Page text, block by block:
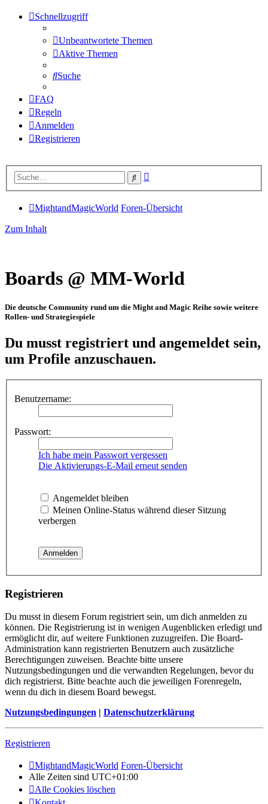
Schnellzugriff
Unbeantwortete Themen
Aktive Themen
Suche
FAQ
Regeln
Anmelden
Registrieren
Suche
MightandMagicWorld Foren-Übersicht
Zum Inhalt
Boards @ MM-World
Die deutsche Community rund um die Might and Magic Reihe sowie weitere
Rollen- und Strategiespiele
Du musst registriert und angemeldet sein,
um Profile anzuschauen.
Benutzername:
Passwort:
Ich habe mein Passwort vergessen
Die Aktivierungs-E-Mail erneut senden
Angemeldet bleiben
Meinen Online-Status während dieser Sitzung
verbergen
Registrieren
Du musst in diesem Forum registriert sein, um dich anmelden zu
können. Die Registrierung ist in wenigen Augenblicken erledigt und
ermöglicht dir, auf weitere Funktionen zuzugreifen. Die Board-
Administration kann registrierten Benutzern auch zusätzliche
Berechtigungen zuweisen. Beachte bitte unsere
Nutzungsbedingungen und die verwandten Regelungen, bevor du
dich registrierst. Bitte beachte auch die jeweiligen Forenregeln,
wenn du dich in diesem Board bewegst.
Nutzungsbedingungen | Datenschutzerklärung
Registrieren
MightandMagicWorld Foren-Übersicht
Alle Zeiten sind UTC+01:00
Alle Cookies löschen